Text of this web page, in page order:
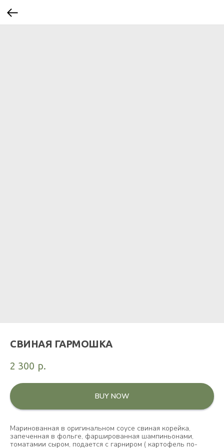
СВИНАЯ ГАРМОШКА
2 300 р.
BUY NOW
Маринованная в оригинальном соусе свиная корейка,
запеченная в фольге, фаршированная шампиньонами,
томатамии сыром, подается с гарниром ( картофель по-